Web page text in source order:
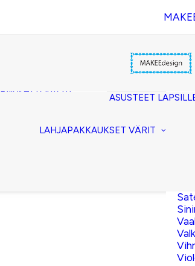
Piiloset (clutch)
Taitettavat
ASUSTEET
LAHJAPAKKAUKSET VÄRIT
Lila